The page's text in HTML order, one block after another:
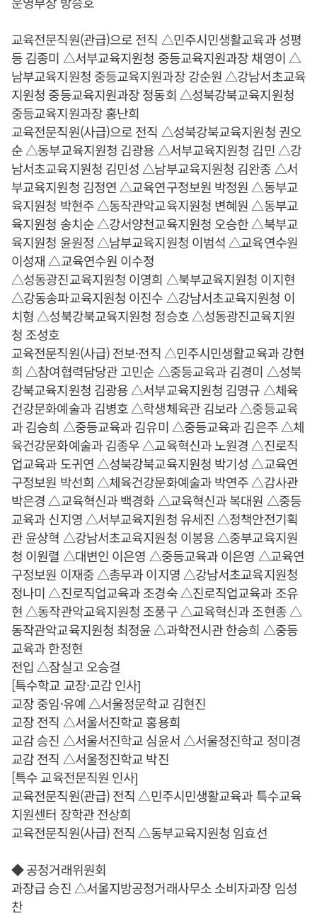
교육전문직원(관급)으로 전직 △민주시민생활교육과 성평
등 김종미 △서부교육지원청 중등교육지원과장 채영이 △
남부교육지원청 중등교육지원과장 강순원 △강남서초교육
지원청 중등교육지원과장 정동회 △성북강북교육지원청
중등교육지원과장 홍난희
교육전문직원(사급)으로 전직 △성북강북교육지원청 권오
순 △동부교육지원청 김광용 △서부교육지원청 김민 △강
남서초교육지원청 김민성 △남부교육지원청 김완종 △서
부교육지원청 김정연 △교육연구정보원 박정원 △동부교
육지원청 박현주 △동작관악교육지원청 변혜원 △동부교
육지원청 송치순 △강서양천교육지원청 오승한 △북부교
육지원청 윤원정 △남부교육지원청 이범석 △교육연수원
이성재 △교육연수원 이수정
△성동광진교육지원청 이영희 △북부교육지원청 이지현
△강동송파교육지원청 이진수 △강남서초교육지원청 이
치형 △성북강북교육지원청 정승호 △성동광진교육지원
청 조성호
교육전문직원(사급) 전보·전직 △민주시민생활교육과 강현
희 △참여협력담당관 고민순 △중등교육과 김경미 △성북
강북교육지원청 김광용 △서부교육지원청 김명규 △체육
건강문화예술과 김병호 △학생체육관 김보라 △중등교육
과 김승희 △중등교육과 김유미 △중등교육과 김은주 △체
육건강문화예술과 김종우 △교육혁신과 노원경 △진로직
업교육과 도귀연 △성북강북교육지원청 박기성 △교육연
구정보원 박선희 △체육건강문화예술과 박연주 △감사관
박은경 △교육혁신과 백경화 △교육혁신과 복대원 △중등
교육과 신지영 △서부교육지원청 유세진 △정책안전기획
관 윤상혁 △강남서초교육지원청 이봉용 △중부교육지원
청 이원렬 △대변인 이은영 △중등교육과 이은영 △교육연
구정보원 이재중 △총무과 이지영 △강남서초교육지원청
정나미 △진로직업교육과 조경숙 △진로직업교육과 조유
현 △동작관악교육지원청 조풍구 △교육혁신과 조현종 △
동작관악교육지원청 최정윤 △과학전시관 한승희 △중등
교육과 한정현
전입 △잠실고 오승걸
[특수학교 교장·교감 인사]
교장 중임·유예 △서울정문학교 김현진
교장 전직 △서울서진학교 홍용희
교감 승진 △서울서진학교 심윤서 △서울정진학교 정미경
교감 전직 △서울정진학교 박진
[특수 교육전문직원 인사]
교육전문직원(관급) 전직 △민주시민생활교육과 특수교육
지원센터 장학관 전상희
교육전문직원(사급) 전직 △동부교육지원청 임효선
◆ 공정거래위원회
과장급 승진 △서울지방공정거래사무소 소비자과장 임성
찬